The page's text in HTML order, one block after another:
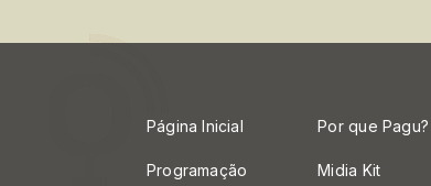
Página Inicial
Programação
Por que Pagu?
Midia Kit